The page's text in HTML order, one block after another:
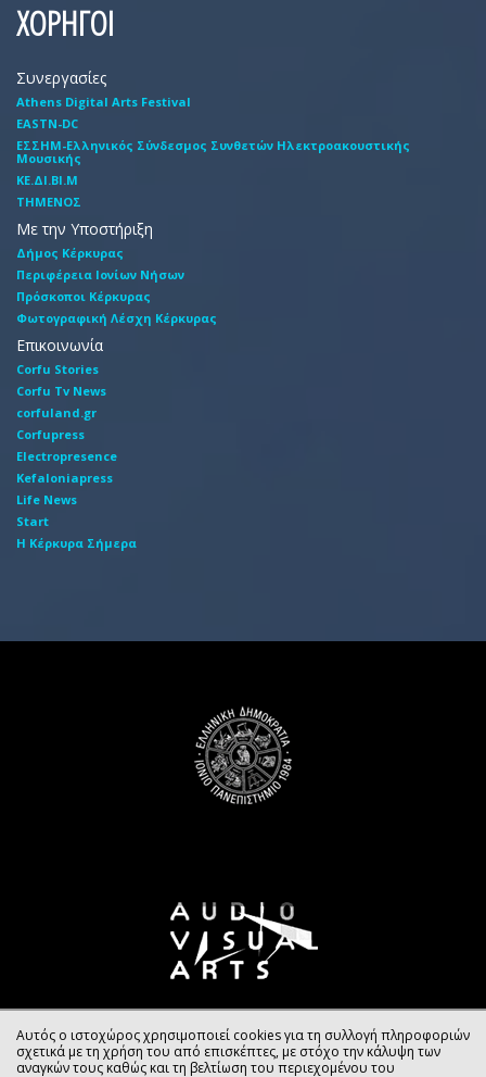
ΧΟΡΗΓΟΙ
Συνεργασίες
Athens Digital Arts Festival
EASTN-DC
EΣΣHM-Eλληνικός Σύνδεσμος Συνθετών Hλεκτροακουστικής
Mουσικής
ΚΕ.ΔΙ.ΒΙ.Μ
ΤΗΜΕΝΟΣ
Με την Υποστήριξη
Δήμος Κέρκυρας
Περιφέρεια Ιονίων Νήσων
Πρόσκοποι Κέρκυρας
Φωτογραφική Λέσχη Κέρκυρας
Επικοινωνία
Corfu Stories
Corfu Tv News
corfuland.gr
Corfupress
Electropresence
Kefaloniapress
Life News
Start
Η Κέρκυρα Σήμερα
Αυτός ο ιστοχώρος χρησιμοποιεί cookies για τη συλλογή πληροφοριών
σχετικά με τη χρήση του από επισκέπτες, με στόχο την κάλυψη των
αναγκών τους καθώς και τη βελτίωση του περιεχομένου του